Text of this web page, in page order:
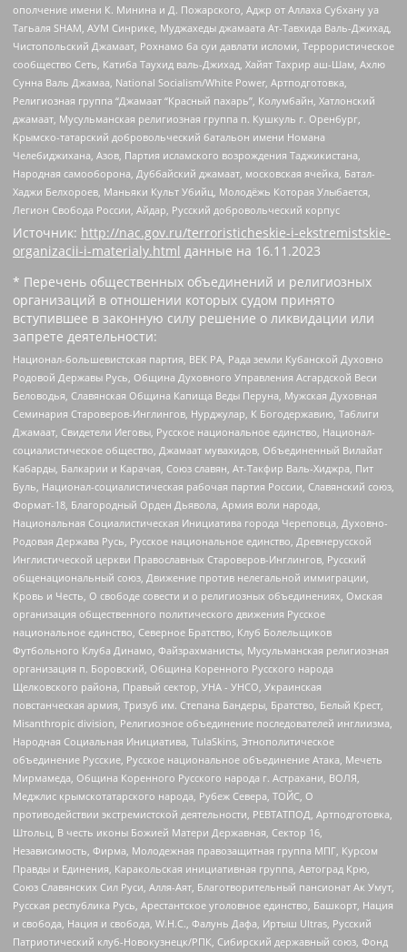
ополчение имени К. Минина и Д. Пожарского, Аджр от Аллаха Субхану уа
Тагьаля SHAM, АУМ Синрике, Муджахеды джамаата Ат-Тавхида Валь-Джихад,
Чистопольский Джамаат, Рохнамо ба суи давлати исломи, Террористическое
сообщество Сеть, Катиба Таухид валь-Джихад, Хайят Тахрир аш-Шам, Ахлю
Сунна Валь Джамаа, National Socialism/White Power, Артподготовка,
Религиозная группа “Джамаат “Красный пахарь”, Колумбайн, Хатлонский
джамаат, Мусульманская религиозная группа п. Кушкуль г. Оренбург,
Крымско-татарский добровольческий батальон имени Номана
Челебиджихана, Азов, Партия исламского возрождения Таджикистана,
Народная самооборона, Дуббайский джамаат, московская ячейка, Батал-
Хаджи Белхороев, Маньяки Культ Убийц, Молодёжь Которая Улыбается,
Легион Свобода России, Айдар, Русский добровольческий корпус
Источник: http://nac.gov.ru/terroristicheskie-i-ekstremistskie-
organizacii-i-materialy.html данные на 16.11.2023
* Перечень общественных объединений и религиозных
организаций в отношении которых судом принято
вступившее в законную силу решение о ликвидации или
запрете деятельности:
Национал-большевистская партия, ВЕК РА, Рада земли Кубанской Духовно
Родовой Державы Русь, Община Духовного Управления Асгардской Веси
Беловодья, Славянская Община Капища Веды Перуна, Мужская Духовная
Семинария Староверов-Инглингов, Нурджулар, К Богодержавию, Таблиги
Джамаат, Свидетели Иеговы, Русское национальное единство, Национал-
социалистическое общество, Джамаат мувахидов, Объединенный Вилайат
Кабарды, Балкарии и Карачая, Союз славян, Ат-Такфир Валь-Хиджра, Пит
Буль, Национал-социалистическая рабочая партия России, Славянский союз,
Формат-18, Благородный Орден Дьявола, Армия воли народа,
Национальная Социалистическая Инициатива города Череповца, Духовно-
Родовая Держава Русь, Русское национальное единство, Древнерусской
Инглистической церкви Православных Староверов-Инглингов, Русский
общенациональный союз, Движение против нелегальной иммиграции,
Кровь и Честь, О свободе совести и о религиозных объединениях, Омская
организация общественного политического движения Русское
национальное единство, Северное Братство, Клуб Болельщиков
Футбольного Клуба Динамо, Файзрахманисты, Мусульманская религиозная
организация п. Боровский, Община Коренного Русского народа
Щелковского района, Правый сектор, УНА - УНСО, Украинская
повстанческая армия, Тризуб им. Степана Бандеры, Братство, Белый Крест,
Misanthropic division, Религиозное объединение последователей инглиизма,
Народная Социальная Инициатива, TulaSkins, Этнополитическое
объединение Русские, Русское национальное объединение Атака, Мечеть
Мирмамеда, Община Коренного Русского народа г. Астрахани, ВОЛЯ,
Меджлис крымскотатарского народа, Рубеж Севера, ТОЙС, О
противодействии экстремистской деятельности, РЕВТАТПОД, Артподготовка,
Штольц, В честь иконы Божией Матери Державная, Сектор 16,
Независимость, Фирма, Молодежная правозащитная группа МПГ, Курсом
Правды и Единения, Каракольская инициативная группа, Автоград Крю,
Союз Славянских Сил Руси, Алля-Аят, Благотворительный пансионат Ак Умут,
Русская республика Русь, Арестантское уголовное единство, Башкорт, Нация
и свобода, Нация и свобода, W.H.С., Фалунь Дафа, Иртыш Ultras, Русский
Патриотический клуб-Новокузнецк/РПК, Сибирский державный союз, Фонд